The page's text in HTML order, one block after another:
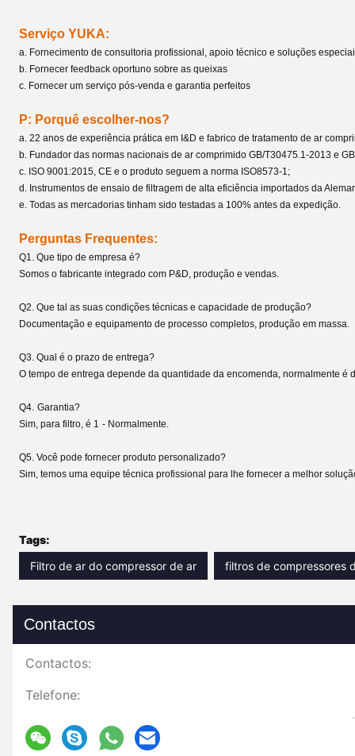
Serviço YUKA:
a. Fornecimento de consultoria profissional, apoio técnico e soluções
b. Fornecer feedback oportuno sobre as queixas
c. Fornecer um serviço pós-venda e garantia perfeitos
P: Porquê escolher-nos?
a. 22 anos de experiência prática em I&D e fabrico de tratamento de ar
b. Fundador das normas nacionais de ar comprimido GB/T30475.1-2013 e
c. ISO 9001:2015, CE e o produto seguem a norma ISO8573-1;
d. Instrumentos de ensaio de filtragem de alta eficiência importados da
e. Todas as mercadorias tinham sido testadas a 100% antes da expedição.
Perguntas Frequentes:
Q1. Que tipo de empresa é?
Somos o fabricante integrado com P&D, produção e vendas.
Q2. Que tal as suas condições técnicas e capacidade de produção?
Documentação e equipamento de processo completos, produção em massa.
Q3. Qual é o prazo de entrega?
O tempo de entrega depende da quantidade da encomenda, normalmente é
Q4. Garantia?
Sim, para filtro, é 1 - Normalmente.
Q5. Você pode fornecer produto personalizado?
Sim, temos uma equipe técnica profissional para lhe fornecer a melhor
Tags:
Filtro de ar do compressor de ar
filtros de compressores
Contactos
Contactos:
Telefone: